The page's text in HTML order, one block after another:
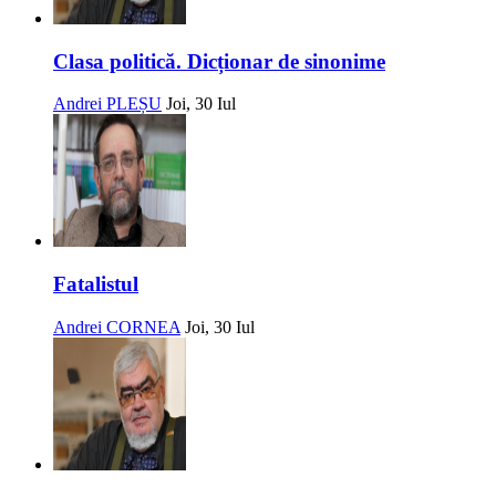
Clasa politică. Dicționar de sinonime
Andrei PLEȘU Joi, 30 Iul
Fatalistul
Andrei CORNEA Joi, 30 Iul